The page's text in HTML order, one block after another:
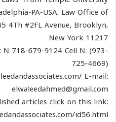
PA-USA. Law Office of
4Th #2FL Avenue, Brooklyn,
New York 11217
718-679-9124 Cell N: (973-
725-4669)
E-mail:
elwaleedahmed@gmail.com
articles click on this link:
id56.html.